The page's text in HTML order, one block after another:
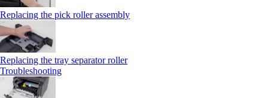
Replacing the pick roller assembly
Replacing the tray separator roller
Troubleshooting